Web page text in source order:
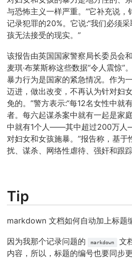
与恐怖主义一样严重。”它补充说
记录犯罪的20%。它说:“我们必须
孩无法接受的现实。”
该报告由英国国家警察局长委员会
麦琪·布莱斯称这些数据“令人震惊”
暴力行为是国家的紧急情况。作为
迈进，做出改变，不再认为针对妇
免的。”警方表示:“每12名女性中就
者。每六起谋杀案中就有一起是家
中就有1个人——其中超过200万
对妇女和女孩施暴。”报告称，基于
扰、谋杀、网络性虐待、强奸和跟踪
Tip
markdown 文档如何自动加上标题
因为我那个记录问题的 markdown
文
内容，所以，标题的编号也要同步